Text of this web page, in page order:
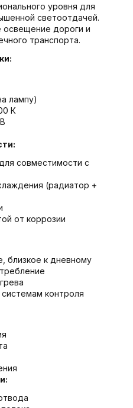
уровня для
светоотдачей.
освещение дороги и
транспорта.
лампу)
К
совместимости с
(радиатор +
от коррозии
близкое к дневному
контроля